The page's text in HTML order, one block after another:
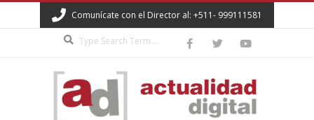
to
Comunícate con el Director al: +511- 999111581